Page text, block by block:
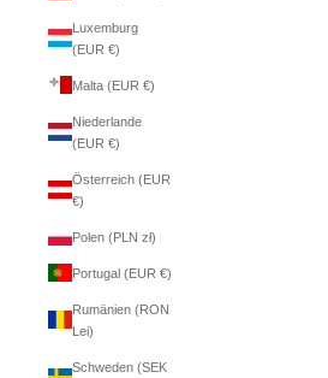
Luxemburg
(EUR €)
Malta (EUR €)
Niederlande
(EUR €)
Österreich (EUR
€)
Polen (PLN zł)
Portugal (EUR €)
Rumänien (RON
Lei)
Schweden (SEK